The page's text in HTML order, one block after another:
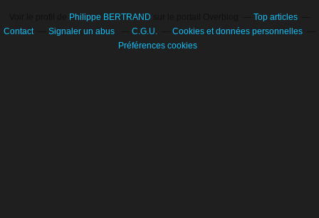
Philippe BERTRAND
Top articles
Contact
Signaler un abus C.G.U.
Cookies et données personnelles
Préférences cookies